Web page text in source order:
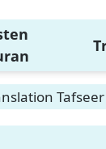
Tafseer